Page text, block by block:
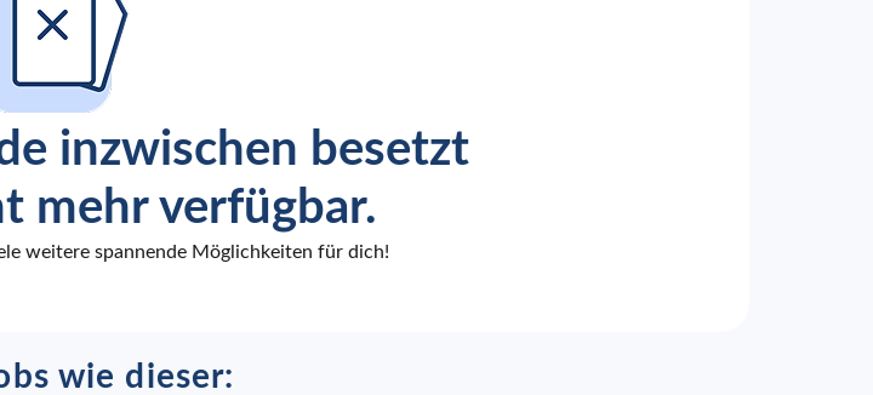
inzwischen besetzt
mehr verfügbar.
weitere spannende Möglichkeiten für dich!
wie dieser: